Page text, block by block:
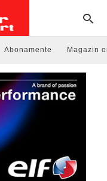
Abonamente Magazin